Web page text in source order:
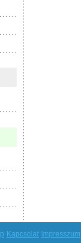
Kapcsolat Impresszum